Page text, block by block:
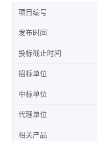
项目编号
发布时间
投标截止时间
招标单位
中标单位
代理单位
相关产品